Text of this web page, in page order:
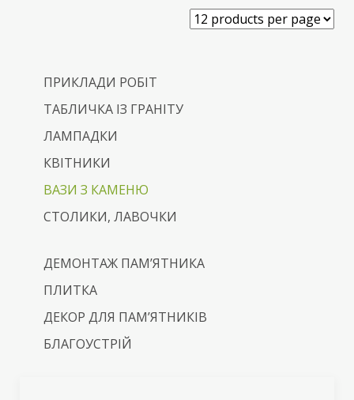
ПРИКЛАДИ РОБІТ
ТАБЛИЧКА ІЗ ГРАНІТУ
ЛАМПАДКИ
КВІТНИКИ
ВАЗИ З КАМЕНЮ
СТОЛИКИ, ЛАВОЧКИ
ДЕМОНТАЖ ПАМ’ЯТНИКА
ПЛИТКА
ДЕКОР ДЛЯ ПАМ’ЯТНИКІВ
БЛАГОУСТРІЙ